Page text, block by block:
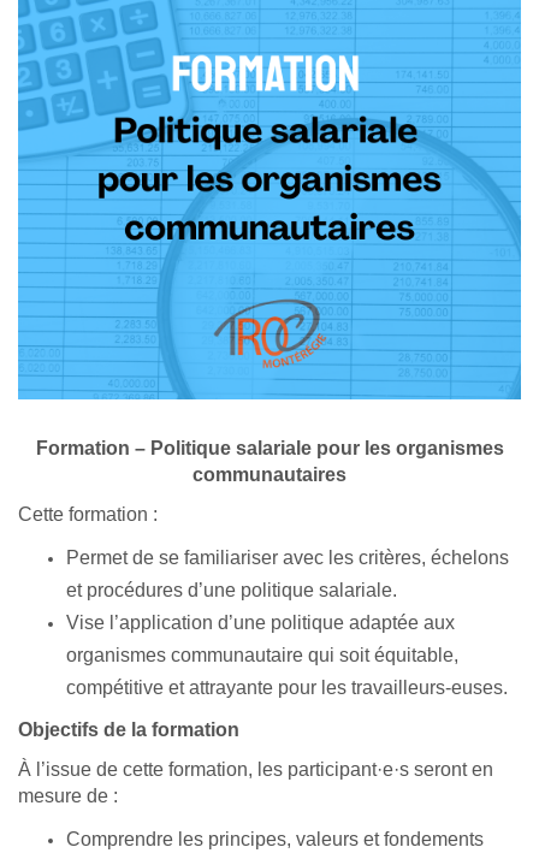
Formation – Politique salariale pour les organismes
communautaires
Cette formation :
Permet de se familiariser avec les critères, échelons
et procédures d’une politique salariale.
Vise l’application d’une politique adaptée aux
organismes communautaire qui soit équitable,
compétitive et attrayante pour les travailleurs-euses.
Objectifs de la formation
À l’issue de cette formation, les participant·e·s seront en
mesure de :
Comprendre les principes, valeurs et fondements